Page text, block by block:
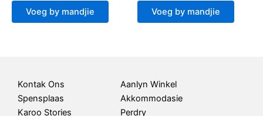
Voeg by mandjie Voeg by mandjie
Kontak Ons
Spensplaas
Karoo Stories
Aanlyn Winkel
Akkommodasie
Perdry